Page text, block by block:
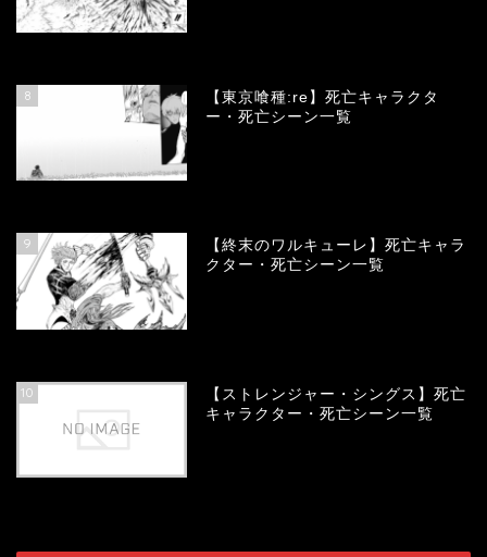
8
【東京喰種:re】死亡キャラクタ
ー・死亡シーン一覧
9
【終末のワルキューレ】死亡キャラ
クター・死亡シーン一覧
10
【ストレンジャー・シングス】死亡
キャラクター・死亡シーン一覧